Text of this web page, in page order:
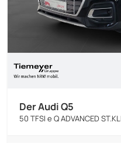
Der Audi Q5
50 TFSI e Q ADVANCED